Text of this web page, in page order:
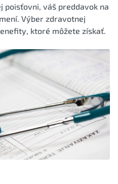
poisťovni, váš preddavok na
Výber zdravotnej
ktoré môžete získať.